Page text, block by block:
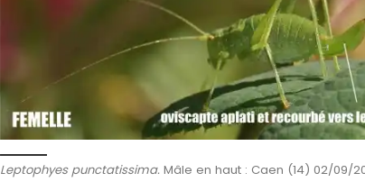
Leptophyes punctatissima. Mâle en haut : Caen (14) 02/09/